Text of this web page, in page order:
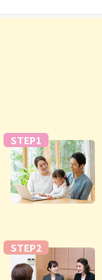
STEP1
STEP2